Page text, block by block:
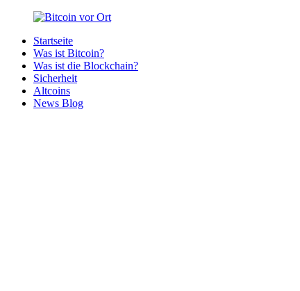
Zurück
Inhalt
Bitcoin
Bitcoins
deiner
Region
Startseite
Was ist Bitcoin?
Was ist die Blockchain?
Sicherheit
Altcoins
News Blog